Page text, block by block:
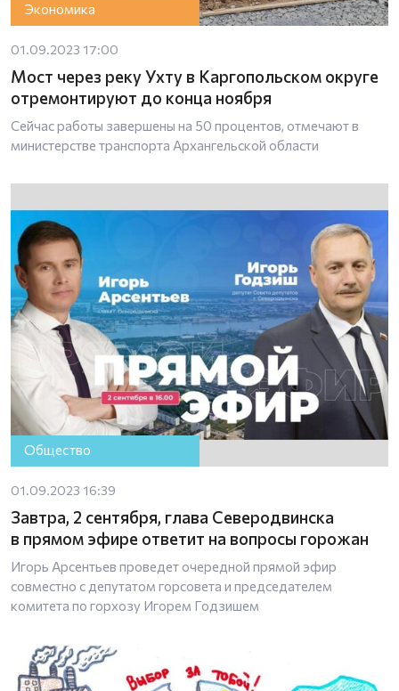
Экономика
01.09.2023 17:00
Мост через реку Ухту в Каргопольском округе
отремонтируют до конца ноября
Сейчас работы завершены на 50 процентов, отмечают в
министерстве транспорта Архангельской области
Общество
01.09.2023 16:39
Завтра, 2 сентября, глава Северодвинска
в прямом эфире ответит на вопросы горожан
Игорь Арсентьев проведет очередной прямой эфир
совместно с депутатом горсовета и председателем
комитета по горхозу Игорем Годзишем